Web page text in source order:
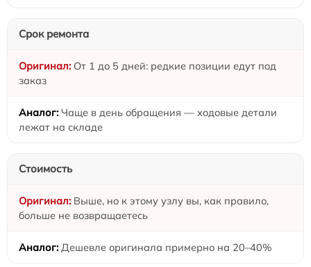
Срок ремонта
От 1 до 5 дней: редкие позиции едут под
заказ
Чаще в день обращения — ходовые детали
лежат на складе
Стоимость
Выше, но к этому узлу вы, как правило,
больше не возвращаетесь
Дешевле оригинала примерно на 20–40%